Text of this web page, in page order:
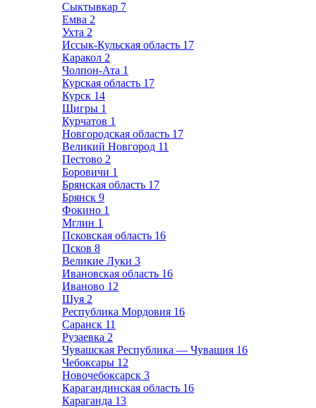
Сыктывкар 7
Емва 2
Ухта 2
Иссык-Кульская область 17
Каракол 2
Чолпон-Ата 1
Курская область 17
Курск 14
Щигры 1
Курчатов 1
Новгородская область 17
Великий Новгород 11
Пестово 2
Боровичи 1
Брянская область 17
Брянск 9
Фокино 1
Мглин 1
Псковская область 16
Псков 8
Великие Луки 3
Ивановская область 16
Иваново 12
Шуя 2
Республика Мордовия 16
Саранск 11
Рузаевка 2
Чувашская Республика — Чувашия 16
Чебоксары 12
Новочебоксарск 3
Карагандинская область 16
Караганда 13